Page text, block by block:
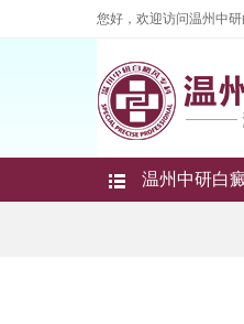
您好，欢迎访问温州中
温州中研白